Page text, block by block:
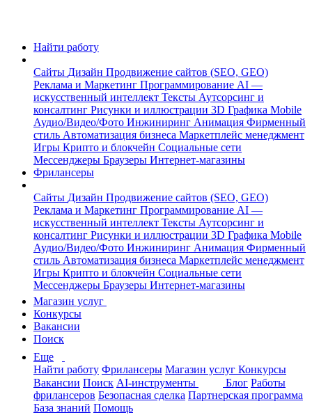
Найти работу
Сайты Дизайн Продвижение сайтов (SEO, GEO)
Реклама и Маркетинг Программирование AI —
искусственный интеллект Тексты Аутсорсинг и
консалтинг Рисунки и иллюстрации 3D Графика Mobile
Аудио/Видео/Фото Инжиниринг Анимация Фирменный
стиль Автоматизация бизнеса Маркетплейс менеджмент
Игры Крипто и блокчейн Социальные сети
Мессенджеры Браузеры Интернет-магазины
Фрилансеры
Сайты Дизайн Продвижение сайтов (SEO, GEO)
Реклама и Маркетинг Программирование AI —
искусственный интеллект Тексты Аутсорсинг и
консалтинг Рисунки и иллюстрации 3D Графика Mobile
Аудио/Видео/Фото Инжиниринг Анимация Фирменный
стиль Автоматизация бизнеса Маркетплейс менеджмент
Игры Крипто и блокчейн Социальные сети
Мессенджеры Браузеры Интернет-магазины
Магазин услуг
Конкурсы
Вакансии
Поиск
Еще
Найти работу Фрилансеры Магазин услуг Конкурсы
Вакансии Поиск AI-инструменты Блог Работы
фрилансеров Безопасная сделка Партнерская программа
База знаний Помощь